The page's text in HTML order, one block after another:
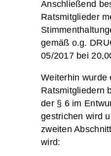
Anschließend
Ratsmitglieder
gemäß o.g.
05/2017 bei
Weiterhin wurde
Ratsmitgliedern
der § 6 im
gestrichen wird
zweiten
wird: